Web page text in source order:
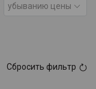
убыванию цены
Сбросить фильтр